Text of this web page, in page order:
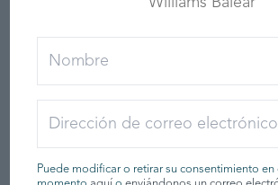
Puede modificar o retirar su consentimiento en
enviándonos un correo electrónico
sobre el tratamiento de sus datos personales en
Puede modificar o retirar su consentimiento en